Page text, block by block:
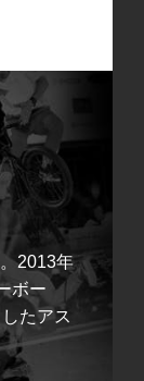
2013年
ボー
たアス